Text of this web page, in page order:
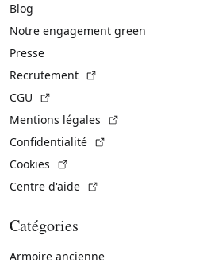
Blog
Notre engagement green
Presse
Recrutement
CGU
Mentions légales
Confidentialité
Cookies
Centre d'aide
Catégories
Armoire ancienne